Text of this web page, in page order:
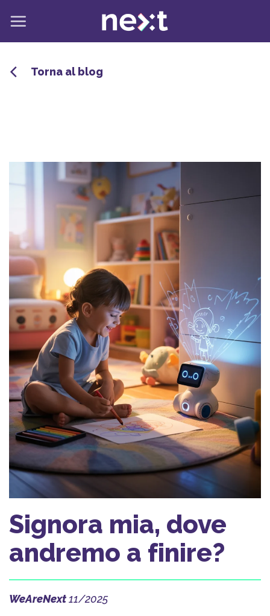
contenuti
Torna al blog
Signora mia, dove
andremo a finire?
WeAreNext11/2025